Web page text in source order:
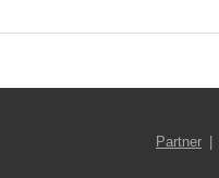
Partner